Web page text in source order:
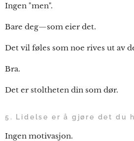
Ingen "men".
Bare deg—som eier det.
Det vil føles som noe rives ut av
Bra.
Det er stoltheten din som dør.
5. Lidelse er å gjøre det du
Ingen motivasjon.